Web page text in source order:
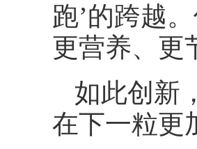
跑’的跨越
更营养、更
如此创新
在下一粒更